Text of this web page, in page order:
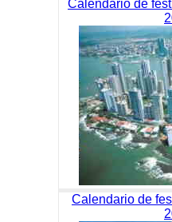
Calendario de
Calendario de